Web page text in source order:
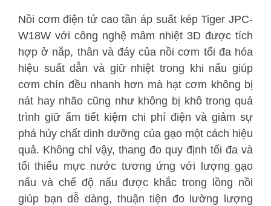
Nồi cơm điện tử cao tần áp suất kép Tiger JPC-
W18W với công nghệ mâm nhiệt 3D được tích
hợp ở nắp, thân và đáy của nồi cơm tối đa hóa
hiệu suất dẫn và giữ nhiệt trong khi nấu giúp
cơm chín đều nhanh hơn mà hạt cơm không bị
nát hay nhão cũng như không bị khô trong quá
trình giữ ấm tiết kiệm chi phí điện và giảm sự
phá hủy chất dinh dưỡng của gạo một cách hiệu
quả. Không chỉ vậy, thang đo quy định tối đa và
tối thiểu mực nước tương ứng với lượng gạo
nấu và chế độ nấu được khắc trong lồng nồi
giúp bạn dễ dàng, thuận tiện đo lường lượng